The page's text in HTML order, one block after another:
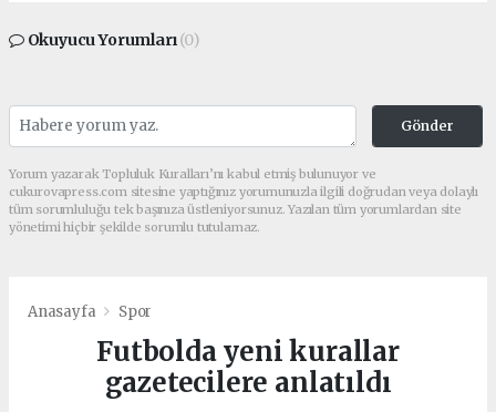
Okuyucu Yorumları(0)
Gönder
Yorum yazarak Topluluk Kuralları’nı kabul etmiş bulunuyor ve
cukurovapress.com sitesine yaptığınız yorumunuzla ilgili doğrudan veya dolaylı
tüm sorumluluğu tek başınıza üstleniyorsunuz. Yazılan tüm yorumlardan site
yönetimi hiçbir şekilde sorumlu tutulamaz.
Anasayfa Spor
Futbolda yeni kurallar
gazetecilere anlatıldı